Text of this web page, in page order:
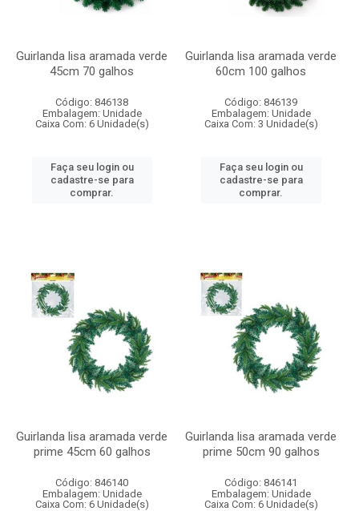
Guirlanda lisa aramada verde
45cm 70 galhos
Código: 846138
Embalagem: Unidade
Caixa Com: 6 Unidade(s)
Faça seu login ou
cadastre-se para
comprar.
Guirlanda lisa aramada verde
60cm 100 galhos
Código: 846139
Embalagem: Unidade
Caixa Com: 3 Unidade(s)
Faça seu login ou
cadastre-se para
comprar.
Guirlanda lisa aramada verde
prime 45cm 60 galhos
Código: 846140
Embalagem: Unidade
Caixa Com: 6 Unidade(s)
Guirlanda lisa aramada verde
prime 50cm 90 galhos
Código: 846141
Embalagem: Unidade
Caixa Com: 6 Unidade(s)